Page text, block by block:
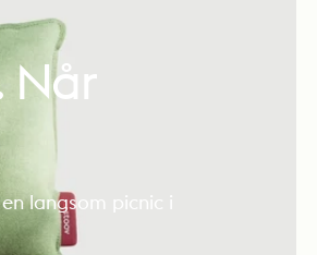
Når
langsom picnic i